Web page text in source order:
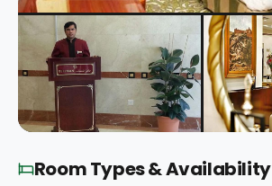
Room Types & Availability